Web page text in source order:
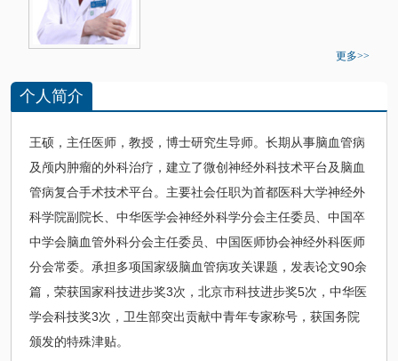
更多>>
个人简介
王硕，主任医师，教授，博士研究生导师。长期从事脑血管病
及颅内肿瘤的外科治疗，建立了微创神经外科技术平台及脑血
管病复合手术技术平台。主要社会任职为首都医科大学神经外
科学院副院长、中华医学会神经外科学分会主任委员、中国卒
中学会脑血管外科分会主任委员、中国医师协会神经外科医师
分会常委。承担多项国家级脑血管病攻关课题，发表论文90余
篇，荣获国家科技进步奖3次，北京市科技进步奖5次，中华医
学会科技奖3次，卫生部突出贡献中青年专家称号，获国务院
颁发的特殊津贴。